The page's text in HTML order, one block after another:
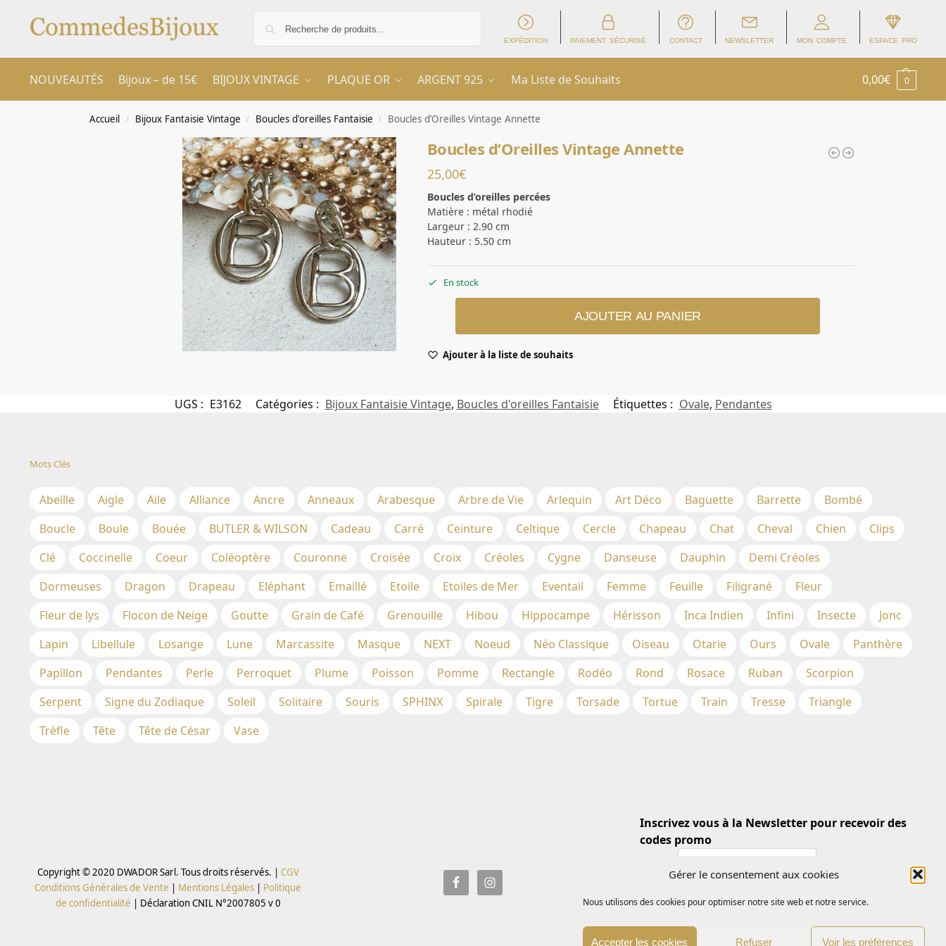
Gérer le consentement aux cookies
Nous utilisons des cookies pour optimiser notre site web et notre service.
Accepter les cookies Refuser Voir les préférences
EXPÉDITION PAIEMENT SÉCURISÉ CONTACT NEWSLETTER MON COMPTE ESPACE PRO
NOUVEAUTÉS Bijoux – de 15€ BIJOUX VINTAGE PLAQUE OR ARGENT 925 Ma Liste de Souhaits 0,00€ 0
Accueil / Bijoux Fantaisie Vintage / Boucles d'oreilles Fantaisie / Boucles d’Oreilles Vintage Annette
Boucles d’Oreilles Vintage Annette
25,00€
Boucles d’oreilles percées
Matière : métal rhodié
Largeur : 2.90 cm
Hauteur : 5.50 cm
En stock
AJOUTER AU PANIER
Ajouter à la liste de souhaits
UGS : E3162 Catégories : Bijoux Fantaisie Vintage, Boucles d'oreilles Fantaisie Étiquettes : Ovale, Pendantes
Mots Clés
Abeille Aigle Aile Alliance Ancre Anneaux Arabesque Arbre de Vie Arlequin Art Déco Baguette Barrette
Bombé
Boucle
Boule Bouée BUTLER & WILSON Cadeau Carré Ceinture Celtique Cercle Chapeau Chat Cheval Chien
Clips
Clé
Coccinelle Coeur Coléoptère Couronne Croisée Croix Créoles Cygne Danseuse Dauphin
Demi Créoles
Dormeuses
Dragon Drapeau Eléphant Emaillé Etoile Etoiles de Mer Eventail Femme Feuille Filigrané
Fleur
Fleur de lys
Flocon de Neige Goutte Grain de Café Grenouille Hibou Hippocampe Hérisson Inca Indien Infini Insecte
Jonc
Lapin
Libellule Losange Lune Marcassite Masque NEXT Noeud Néo Classique Oiseau Otarie Ours Ovale
Panthère
Papillon
Pendantes Perle Perroquet Plume Poisson Pomme Rectangle Rodéo Rond Rosace Ruban
Scorpion
Serpent
Signe du Zodiaque Soleil Solitaire Souris SPHINX Spirale Tigre Torsade Tortue Train Tresse
Triangle
Trèfle
Tête Tête de César Vase
Copyright © 2020 DWADOR Sarl. Tous droits réservés. | CGV
Conditions Générales de Vente
Mentions Légales
Politique
de confidentialité
Déclaration CNIL N°2007805 v 0
Inscrivez vous à la Newsletter pour recevoir des
codes promo